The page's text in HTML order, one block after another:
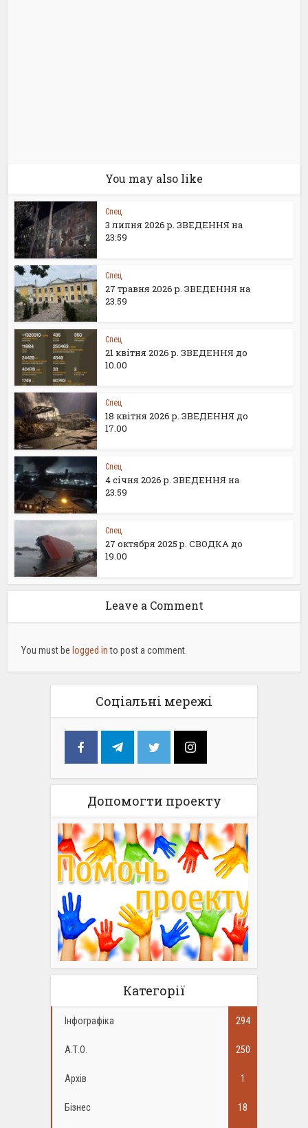
You may also like
Спец
3 липня 2026 р. ЗВЕДЕННЯ на
23:59
Спец
27 травня 2026 р. ЗВЕДЕННЯ на
23.59
Спец
21 квітня 2026 р. ЗВЕДЕННЯ до
10.00
Спец
18 квітня 2026 р. ЗВЕДЕННЯ до
17.00
Спец
4 січня 2026 р. ЗВЕДЕННЯ на
23.59
Спец
27 октября 2025 р. СВОДКА до
19.00
Leave a Comment
You must belogged into post a comment.
Соціальні мережі
Допомогти проекту
Категорії
Інфографіка 294
А.Т.О. 250
Архів 1
Бізнес 18